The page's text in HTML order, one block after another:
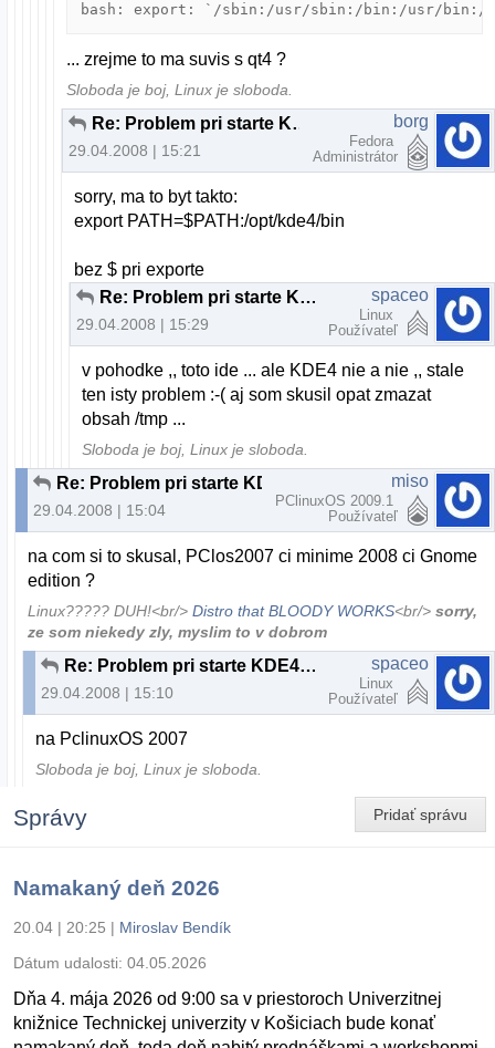
... zrejme to ma suvis s qt4 ?
Sloboda je boj, Linux je sloboda.
Re: Problem pri starte KDE4 na PCLinuxOS
29.04.2008 | 15:21
borg
Fedora
Administrátor
sorry, ma to byt takto:
export PATH=$PATH:/opt/kde4/bin
bez $ pri exporte
Re: Problem pri starte KDE4 na PCLinuxOS
29.04.2008 | 15:29
spaceo
Linux
Používateľ
v pohodke ,, toto ide ... ale KDE4 nie a nie ,, stale
ten isty problem :-( aj som skusil opat zmazat
obsah /tmp ...
Sloboda je boj, Linux je sloboda.
29.04.2008 | 15:04
miso
PClinuxOS 2009.1
Používateľ
na com si to skusal, PClos2007 ci minime 2008 ci Gnome
edition ?
Linux????? DUH!<br/>Distro that BLOODY WORKS<br/>sorry,
ze som niekedy zly, myslim to v dobrom
Re: Problem pri starte KDE4 na PCLinuxOS
29.04.2008 | 15:10
spaceo
Linux
Používateľ
na PclinuxOS 2007
Sloboda je boj, Linux je sloboda.
Pridať správu
Správy
Namakaný deň 2026
20.04 | 20:25 | Miroslav Bendík
Dátum udalosti: 04.05.2026
Dňa 4. mája 2026 od 9:00 sa v priestoroch Univerzitnej
knižnice Technickej univerzity v Košiciach bude konať